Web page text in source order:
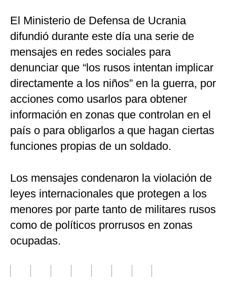
El Ministerio de Defensa de Ucrania
difundió durante este día una serie de
mensajes en redes sociales para
denunciar que “los rusos intentan implicar
directamente a los niños” en la guerra, por
acciones como usarlos para obtener
información en zonas que controlan en el
país o para obligarlos a que hagan ciertas
funciones propias de un soldado.
Los mensajes condenaron la violación de
leyes internacionales que protegen a los
menores por parte tanto de militares rusos
como de políticos prorrusos en zonas
ocupadas.